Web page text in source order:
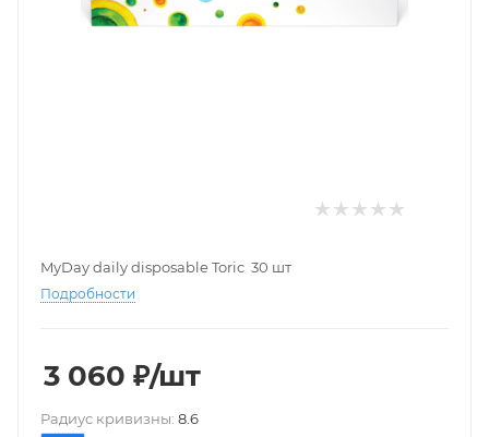
MyDay daily disposable Toric 30 шт
Подробности
3 060 ₽/шт
Pадиус кривизны: 8.6